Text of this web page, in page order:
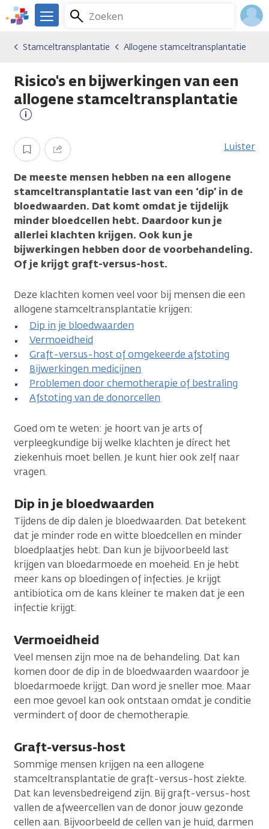
Overslaan
en
gaan
We
er
je.
Kanker.nl
Zoeken
Menu
Soorten behandelingen
Stamceltransplantatie
Allogene stamceltransplantatie
Stamceltransplantatie Allogene stamceltransplantatie
Risico's en bijwerkingen van een
allogene stamceltransplantatie
informatie
Opslaan Delen Luister
De meeste mensen hebben na een allogene
stamceltransplantatie last van een ‘dip’ in de
bloedwaarden. Dat komt omdat je tijdelijk
minder bloedcellen hebt. Daardoor kun je
allerlei klachten krijgen. Ook kun je
bijwerkingen hebben door de voorbehandeling.
Of je krijgt graft-versus-host.
Deze klachten komen veel voor bij mensen die een
allogene stamceltransplantatie krijgen:
Dip in je bloedwaarden
Vermoeidheid
Graft-versus-host of omgekeerde afstoting
Bijwerkingen medicijnen
Problemen door chemotherapie of bestraling
Afstoting van de donorcellen
Goed om te weten: je hoort van je arts of
verpleegkundige bij welke klachten je dírect het
ziekenhuis moet bellen. Je kunt hier ook zelf naar
vragen.
Dip in je bloedwaarden
Tijdens de dip dalen je bloedwaarden. Dat betekent
dat je minder rode en witte bloedcellen en minder
bloedplaatjes hebt. Dan kun je bijvoorbeeld last
krijgen van bloedarmoede en moeheid. En je hebt
meer kans op bloedingen of infecties. Je krijgt
antibiotica om de kans kleiner te maken dat je een
infectie krijgt.
Vermoeidheid
Veel mensen zijn moe na de behandeling. Dat kan
komen door de dip in de bloedwaarden waardoor je
bloedarmoede krijgt. Dan word je sneller moe. Maar
een moe gevoel kan ook ontstaan omdat je conditie
vermindert of door de chemotherapie.
Graft-versus-host
Sommige mensen krijgen na een allogene
stamceltransplantatie de graft-versus-host ziekte.
Dat kan levensbedreigend zijn. Bij graft-versus-host
vallen de afweercellen van de donor jouw gezonde
cellen aan. Bijvoorbeeld de cellen van je huid, darmen